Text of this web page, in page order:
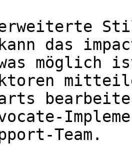
das
möglich
Team.